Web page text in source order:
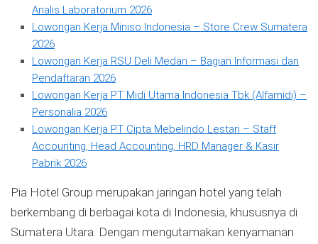
Analis Laboratorium 2026
Lowongan Kerja Miniso Indonesia – Store Crew Sumatera
2026
Lowongan Kerja RSU Deli Medan – Bagian Informasi dan
Pendaftaran 2026
Lowongan Kerja PT Midi Utama Indonesia Tbk (Alfamidi) –
Personalia 2026
Lowongan Kerja PT Cipta Mebelindo Lestari – Staff
Accounting, Head Accounting, HRD Manager & Kasir
Pabrik 2026
Pia Hotel Group merupakan jaringan hotel yang telah
berkembang di berbagai kota di Indonesia, khususnya di
Sumatera Utara. Dengan mengutamakan kenyamanan